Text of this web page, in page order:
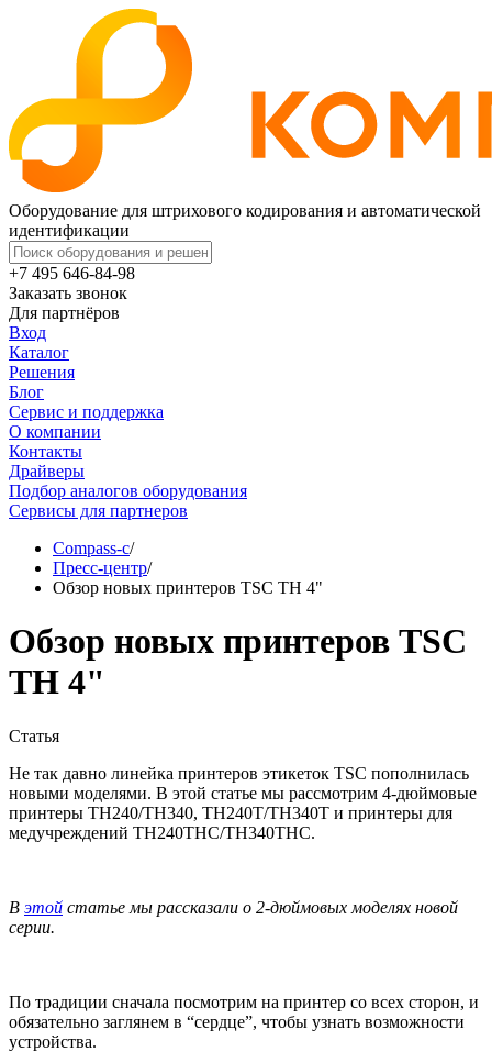
Оборудование для штрихового кодирования и автоматической
идентификации
+7 495 646-84-98
Заказать звонок
Для партнёров
Вход
Каталог
Решения
Блог
Сервис и поддержка
О компании
Контакты
Драйверы
Подбор аналогов оборудования
Сервисы для партнеров
Compass-c/
Пресс-центр/
Обзор новых принтеров TSC TH 4"
Обзор новых принтеров TSC
TH 4"
Статья
Не так давно линейка принтеров этикеток TSC пополнилась
новыми моделями. В этой статье мы рассмотрим 4-дюймовые
принтеры TH240/TH340, TH240T/TH340T и принтеры для
медучреждений TH240THC/TH340THC.
В этой статье мы рассказали о 2-дюймовых моделях новой
серии.
По традиции сначала посмотрим на принтер со всех сторон, и
обязательно заглянем в “сердце”, чтобы узнать возможности
устройства.